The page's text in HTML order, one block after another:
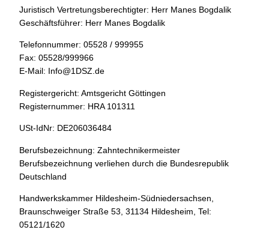
Juristisch Vertretungsberechtigter: Herr Manes Bogdalik
Geschäftsführer: Herr Manes Bogdalik
Telefonnummer: 05528 / 999955
Fax: 05528/999966
E-Mail: Info@1DSZ.de
Registergericht: Amtsgericht Göttingen
Registernummer: HRA 101311
USt-IdNr: DE206036484
Berufsbezeichnung: Zahntechnikermeister
Berufsbezeichnung verliehen durch die Bundesrepublik
Deutschland
Handwerkskammer Hildesheim-Südniedersachsen,
Braunschweiger Straße 53, 31134 Hildesheim, Tel:
05121/1620